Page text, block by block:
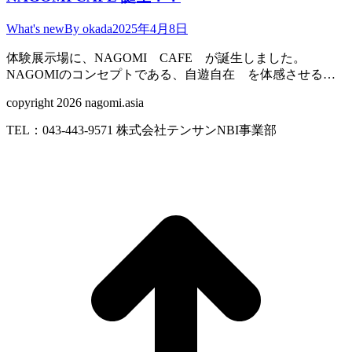
What's newBy okada2025年4月8日
体験展示場に、NAGOMI CAFE が誕生しました。
NAGOMIのコンセプトである、自遊自在 を体感させる…
copyright 2026 nagomi.asia
TEL：043-443-9571 株式会社テンサンNBI事業部